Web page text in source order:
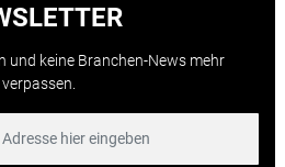
und keine Branchen-News mehr
verpassen.